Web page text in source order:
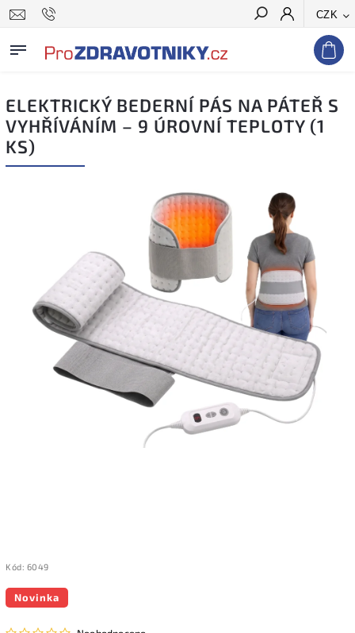
CZK
Hledat
ELEKTRICKÝ BEDERNÍ PÁS NA PÁTEŘ S
VYHŘÍVÁNÍM – 9 ÚROVNÍ TEPLOTY (1
KS)
Kód: 6049
Novinka